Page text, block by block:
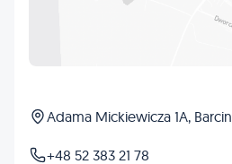
Adama Mickiewicza 1A, Barcin
+48 52 383 21 78